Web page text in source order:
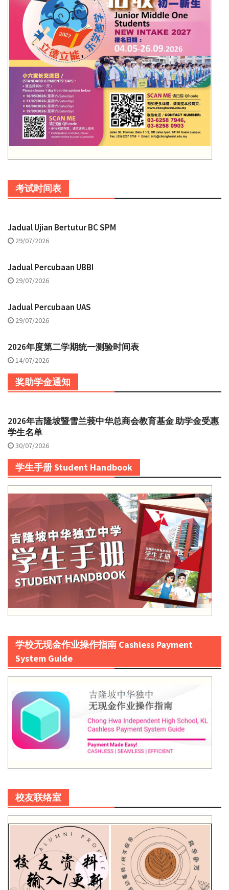
考试时间表
Jadual Ujian Bertutur BC SPM
29/07/2026
Jadual Percubaan UBBI
29/07/2026
Jadual Percubaan UAS
29/07/2026
2026年度第二学期统一测验时间表
14/07/2026
奖助学金通知
2026年吉隆坡暨雪兰莪中华总商会教育基金 助学金受惠
学生名单
30/07/2026
学生手册 Student Handbook
学校无现金作业操作指南 Cashless Payment
System Guide
校友联络室